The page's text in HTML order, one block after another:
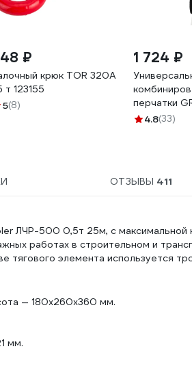
₽
крюк TOR 320А
т 123155
5(8)
1 724 ₽
перчатки
защитными
4.8(33)
ОТЗЫВЫ 411
ЛЧР-500 0,5т 25м, с
работах в строительном и
тягового элемента используется
— 180х260х360 мм.
мм.